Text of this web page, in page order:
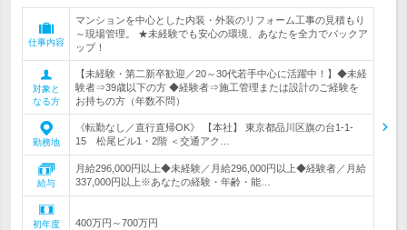
仕事内容
マンションを中心とした内装・外装のリフォーム工事の見積もり
～現場管理。 ★未経験でも安心の環境、あなたを全力でバックア
ップ！
対象と
なる方
【未経験・第二新卒歓迎／20～30代若手中心に活躍中！】◆未経
験者⇒39歳以下の方 ◆経験者⇒施工管理または設計のご経験を
お持ちの方（年数不問）
勤務地
《転勤なし／直行直帰OK》 【本社】 東京都品川区旗の台1-1-
15 松尾ビル1・2階 ＜交通アク…
給与
月給296,000円以上◆未経験／月給296,000円以上◆経験者／月給
337,000円以上※あなたの経験・年齢・能…
初年度
400万円～700万円